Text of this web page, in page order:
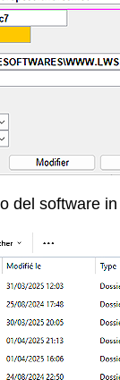
del software